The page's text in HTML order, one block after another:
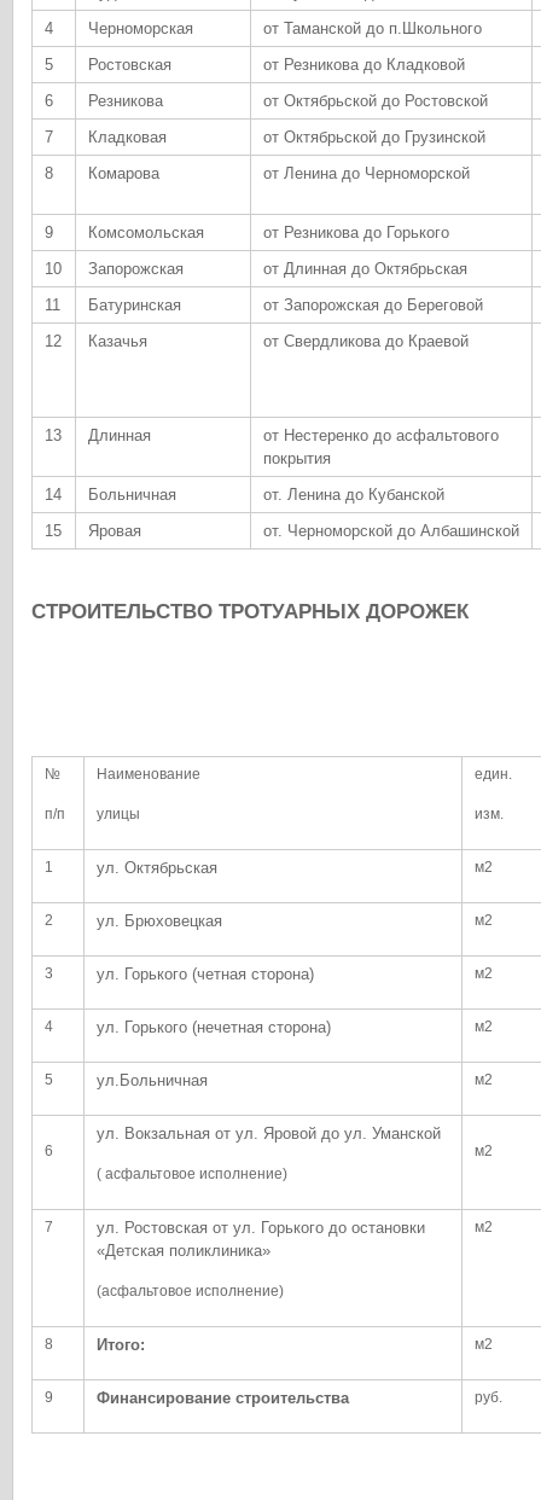
4
Черноморская
от Таманской до п.Школьного
5
Ростовская
от Резникова до Кладковой
6
Резникова
от Октябрьской до Ростовской
7
Кладковая
от Октябрьской до Грузинской
8
Комарова от Ленина до Черноморской
9 Комсомольская
от Резникова до Горького
10
Запорожская
от Длинная до Октябрьская
11
Батуринская
от Запорожская до Береговой
12
Казачья от Свердликова до Краевой
13 Длинная
от Нестеренко до асфальтового
покрытия
14
Больничная
от. Ленина до Кубанской
15
Яровая от. Черноморской до Албашинской
СТРОИТЕЛЬСТВО ТРОТУАРНЫХ ДОРОЖЕК
№
п/п
Наименование
улицы
един.
изм.
1 ул. Октябрьская м2
2 ул. Брюховецкая м2
3 ул. Горького (четная сторона) м2
4 ул. Горького (нечетная сторона) м2
5 ул.Больничная м2
6
ул. Вокзальная от ул. Яровой до ул. Уманской
( асфальтовое исполнение)
м2
7
ул. Ростовская от ул. Горького до остановки
«Детская поликлиника»
(асфальтовое исполнение)
м2
8 Итого: м2
9 Финансирование строительства руб.